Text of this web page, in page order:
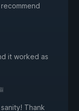
it worked as
Thank